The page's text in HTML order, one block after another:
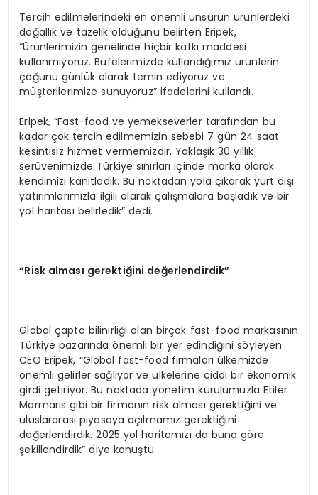
Tercih edilmelerindeki en önemli unsurun ürünlerdeki
doğallık ve tazelik olduğunu belirten Eripek,
“Ürünlerimizin genelinde hiçbir katkı maddesi
kullanmıyoruz. Büfelerimizde kullandığımız ürünlerin
çoğunu günlük olarak temin ediyoruz ve
müşterilerimize sunuyoruz” ifadelerini kullandı.
Eripek, “Fast-food ve yemekseverler tarafından bu
kadar çok tercih edilmemizin sebebi 7 gün 24 saat
kesintisiz hizmet vermemizdir. Yaklaşık 30 yıllık
serüvenimizde Türkiye sınırları içinde marka olarak
kendimizi kanıtladık. Bu noktadan yola çıkarak yurt dışı
yatırımlarımızla ilgili olarak çalışmalara başladık ve bir
yol haritası belirledik” dedi.
“Risk alması gerektiğini değerlendirdik”
Global çapta bilinirliği olan birçok fast-food markasının
Türkiye pazarında önemli bir yer edindiğini söyleyen
CEO Eripek, “Global fast-food firmaları ülkemizde
önemli gelirler sağlıyor ve ülkelerine ciddi bir ekonomik
girdi getiriyor. Bu noktada yönetim kurulumuzla Etiler
Marmaris gibi bir firmanın risk alması gerektiğini ve
uluslararası piyasaya açılmamız gerektiğini
değerlendirdik. 2025 yol haritamızı da buna göre
şekillendirdik” diye konuştu.